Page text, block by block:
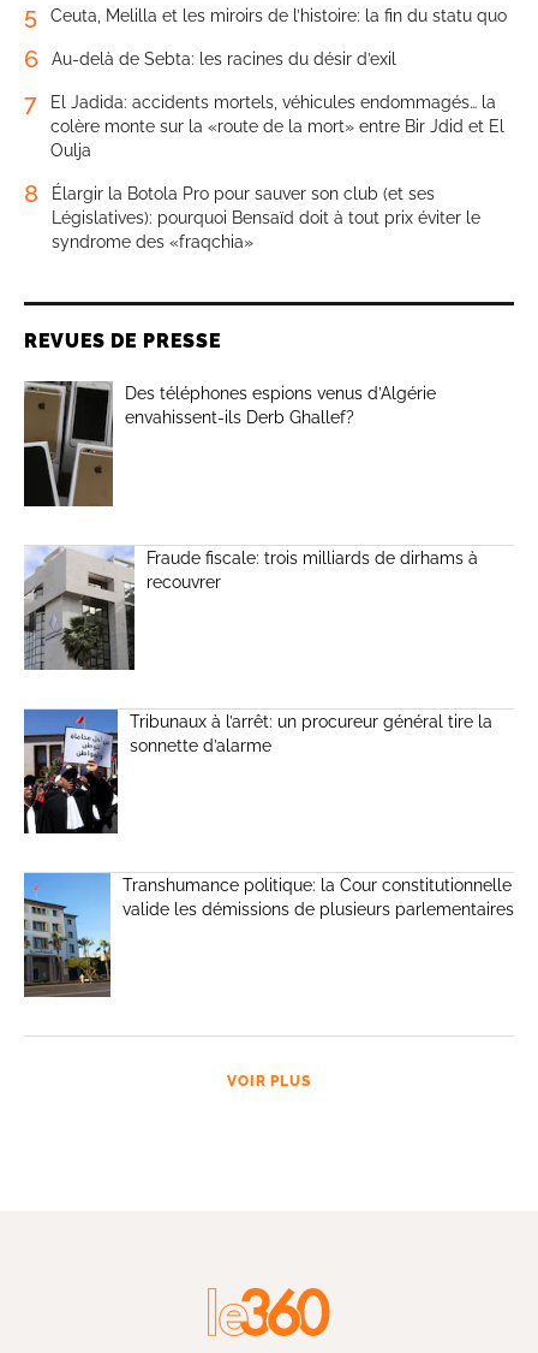
5 Ceuta, Melilla et les miroirs de l’histoire: la fin du statu quo
6 Au-delà de Sebta: les racines du désir d’exil
7
El Jadida: accidents mortels, véhicules endommagés… la
colère monte sur la «route de la mort» entre Bir Jdid et El
Oulja
8
Élargir la Botola Pro pour sauver son club (et ses
Législatives): pourquoi Bensaïd doit à tout prix éviter le
syndrome des «fraqchia»
REVUES DE PRESSE
Des téléphones espions venus d’Algérie
envahissent-ils Derb Ghallef?
Fraude fiscale: trois milliards de dirhams à
recouvrer
Tribunaux à l’arrêt: un procureur général tire la
sonnette d’alarme
Transhumance politique: la Cour constitutionnelle
valide les démissions de plusieurs parlementaires
VOIR PLUS